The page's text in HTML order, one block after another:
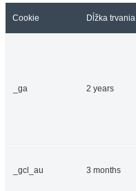
Cookie Dĺžka trvania
_ga 2 years
_gcl_au 3 months